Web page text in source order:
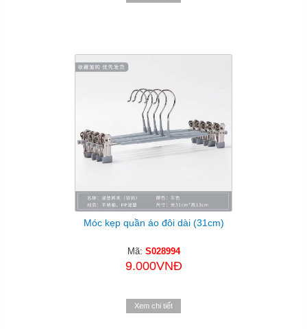
Móc kẹp quần áo đôi dài (31cm)
Mã: S028994
9.000VNĐ
Xem chi tiết